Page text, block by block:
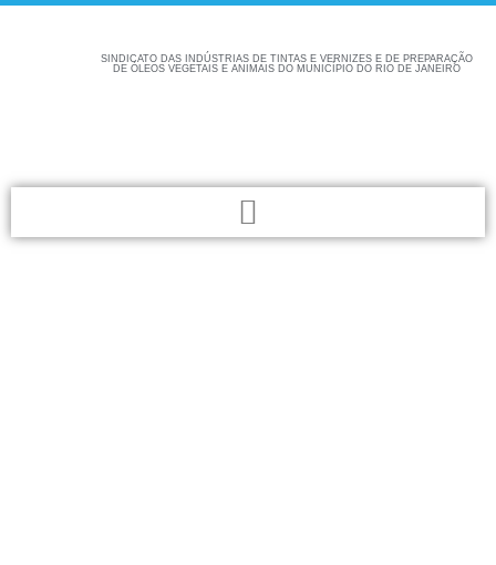
SINDICATO DAS INDÚSTRIAS DE TINTAS E VERNIZES E DE PREPARAÇÃO
DE ÓLEOS VEGETAIS E ANIMAIS DO MUNICÍPIO DO RIO DE JANEIRO